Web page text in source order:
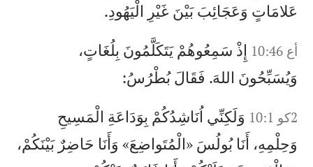
عَلامَاتٍ وَعَجَائِبَ بَيْنَ غَيْرِ الْيَهُودِ.
أع 10:46
إِذْ سَمِعُوهُمْ يَتَكَلَّمُونَ بِلُغَاتٍ،
وَيُسَبِّحُونَ اللهَ. فَقَالَ بُطْرُسُ:
2كو 10:1
وَلَكِنِّي اُنَاشِدُكُمْ بِوَدَاعَةِ الْمَسِيحِ
وَحِلْمِهِ، أَنَا بُولُسَ «الْمُتَواضِعَ» وَأَنَا حَاضِرٌ بَيْنَكُمْ،